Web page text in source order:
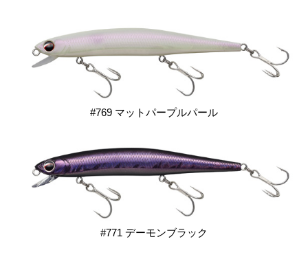
#769 マットパープルパール
#771 デーモンブラック